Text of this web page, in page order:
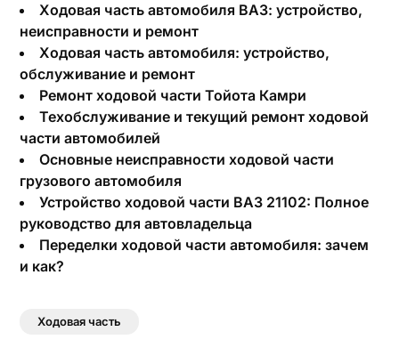
Ходовая часть автомобиля ВАЗ: устройство,
неисправности и ремонт
Ходовая часть автомобиля: устройство,
обслуживание и ремонт
Ремонт ходовой части Тойота Камри
Техобслуживание и текущий ремонт ходовой
части автомобилей
Основные неисправности ходовой части
грузового автомобиля
Устройство ходовой части ВАЗ 21102: Полное
руководство для автовладельца
Переделки ходовой части автомобиля: зачем
и как?
Ходовая часть